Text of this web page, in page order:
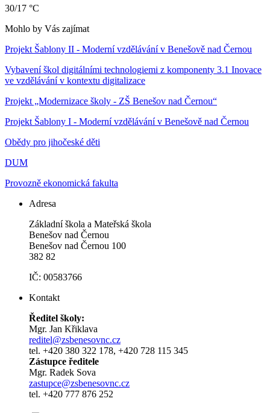
30/17 °C
Mohlo by Vás zajímat
Projekt Šablony II - Moderní vzdělávání v Benešově nad Černou
Vybavení škol digitálními technologiemi z komponenty 3.1 Inovace
ve vzdělávání v kontextu digitalizace
Projekt „Modernizace školy - ZŠ Benešov nad Černou“
Projekt Šablony I - Moderní vzdělávání v Benešově nad Černou
Obědy pro jihočeské děti
DUM
Provozně ekonomická fakulta
Adresa
Základní škola a Mateřská škola
Benešov nad Černou
Benešov nad Černou 100
382 82
IČ: 00583766
Kontakt
Ředitel školy:
Mgr. Jan Křiklava
reditel@zsbenesovnc.cz
tel. +420 380 322 178, +420 728 115 345
Zástupce ředitele
Mgr. Radek Sova
zastupce@zsbenesovnc.cz
tel. +420 777 876 252